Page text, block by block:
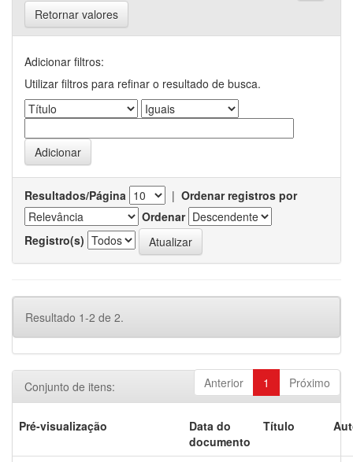
Retornar valores
Adicionar filtros:
Utilizar filtros para refinar o resultado de busca.
Resultados/Página | Ordenar registros por
Ordenar
Registro(s)
Resultado 1-2 de 2.
Anterior 1 Próximo
Conjunto de itens:
Pré-visualização
Data do
documento
Título